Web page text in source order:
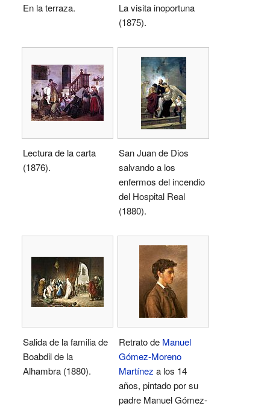
En la terraza.
La visita inoportuna
(1875).
Lectura de la carta
(1876).
San Juan de Dios
salvando a los
enfermos del incendio
del Hospital Real
(1880).
Salida de la familia de
Boabdil de la
Alhambra (1880).
Retrato de Manuel
Gómez-Moreno
Martínez a los 14
años, pintado por su
padre Manuel Gómez-